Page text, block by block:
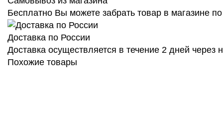
Бесплатно Вы можете забрать товар в магазине
Доставка по России
Доставка осуществляется в течение 2 дней
Похожие товары